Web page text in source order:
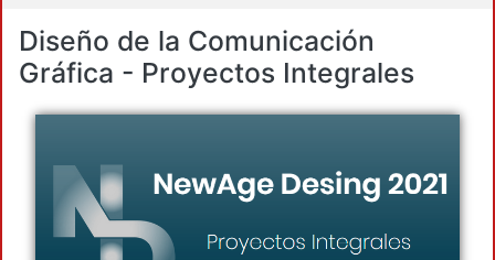
Diseño de la Comunicación
Gráfica - Proyectos Integrales